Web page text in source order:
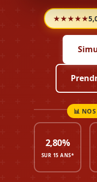
★★★★★
2,80%
SUR 15 ANS*